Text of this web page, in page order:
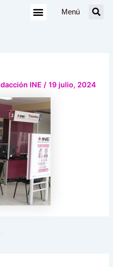
Menú
INE/19 julio, 2024